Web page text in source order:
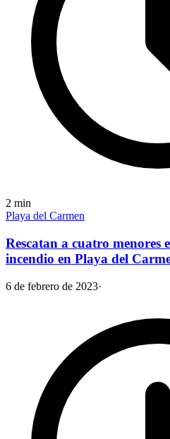
2 min
Playa del Carmen
Rescatan a cuatro menores
incendio en Playa del
6 de febrero de 2023·